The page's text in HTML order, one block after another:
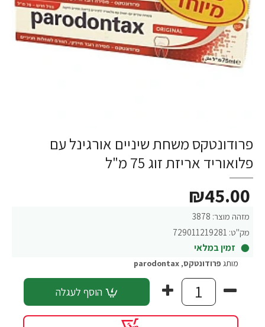
פרודונטקס משחת שיניים אורגינל עם
פלואוריד אריזת זוג 75 מ"ל
מזהה מוצר: 3878
מק"ט: 729011219281
זמין במלאי
₪45.00
מותג פרודונטקס,
parodontax
הוסף לעגלה